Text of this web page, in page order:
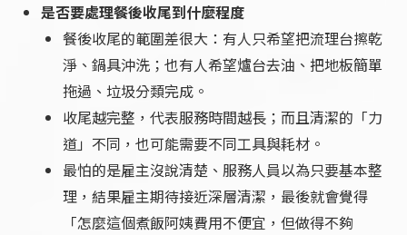
是否要處理餐後收尾到什麼程度
餐後收尾的範圍差很大：有人只希望把流理台擦乾
淨、鍋具沖洗；也有人希望爐台去油、把地板簡單
拖過、垃圾分類完成。
收尾越完整，代表服務時間越長；而且清潔的「力
道」不同，也可能需要不同工具與耗材。
最怕的是雇主沒說清楚、服務人員以為只要基本整
理，結果雇主期待接近深層清潔，最後就會覺得
「怎麼這個煮飯阿姨費用不便宜，但做得不夠